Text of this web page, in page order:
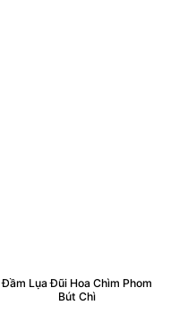
Đầm Lụa Đũi Hoa Chìm Phom
Bút Chì